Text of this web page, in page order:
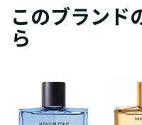
このブランド
ら